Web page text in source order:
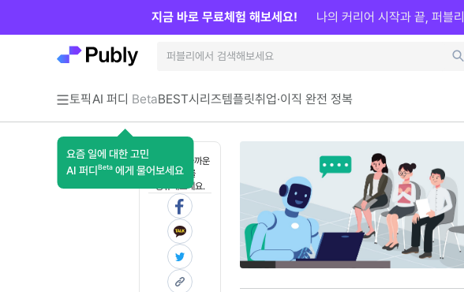
토픽AI 퍼디 Beta
요즘 일에 대한 고민
AI 퍼디 Beta 에게 물어보세요
BEST시리즈템플릿취업·이직 완전 정복
지금 바로 무료체험 해보세요! 나의 커리어 시작과 끝, 퍼블리
혼자 보기 아까운
콘텐츠를
공유해보세요.